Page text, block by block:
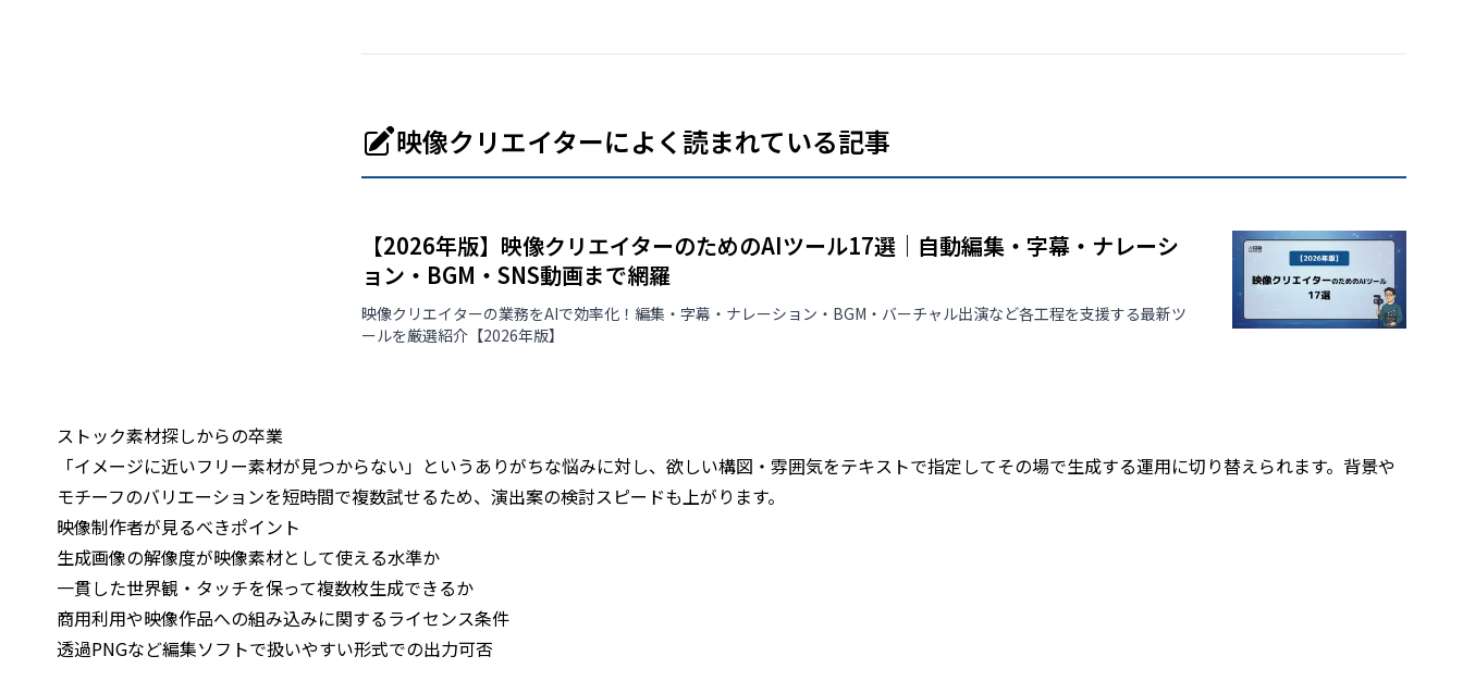
映像クリエイターによく読まれている記事
【2026年版】映像クリエイターのためのAIツール17選｜自動編集・字幕・ナレーシ
ョン・BGM・SNS動画まで網羅
映像クリエイターの業務をAIで効率化！編集・字幕・ナレーション・BGM・バーチャル出演など各工程を支援する最新ツ
ールを厳選紹介【2026年版】
ストック素材探しからの卒業
「イメージに近いフリー素材が見つからない」というありがちな悩みに対し、欲しい構図・雰囲気をテキストで指定してその場で生成する運用に切り替えられます。背景や
モチーフのバリエーションを短時間で複数試せるため、演出案の検討スピードも上がります。
映像制作者が見るべきポイント
生成画像の解像度が映像素材として使える水準か
一貫した世界観・タッチを保って複数枚生成できるか
商用利用や映像作品への組み込みに関するライセンス条件
透過PNGなど編集ソフトで扱いやすい形式での出力可否